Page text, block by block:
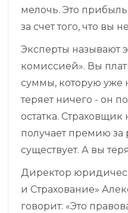
мелочь. Это
за счет того, что вы
Эксперты называют
комиссией». Вы
суммы, которую уже
теряет ничего - он
остатка. Страховщик
получает премию за
существует. А вы
Директор
и Страхование»
говорит: «Это